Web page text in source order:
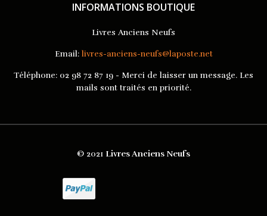
INFORMATIONS BOUTIQUE
Livres Anciens Neufs
Email: livres-anciens-neufs@laposte.net
Téléphone: 02 98 72 87 19 - Merci de laisser un message. Les
mails sont traités en priorité.
© 2021 Livres Anciens Neufs